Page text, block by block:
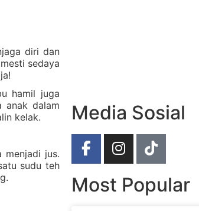
diri dan
sedaya
hamil juga
anak dalam
kelak.
menjadi jus.
sudu teh
Media Sosial
Most Popular